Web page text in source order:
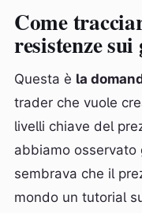
Come
resistenze
Questa è la
trader che vuole
livelli chiave del
abbiamo osservato
sembrava che il
mondo un tutorial